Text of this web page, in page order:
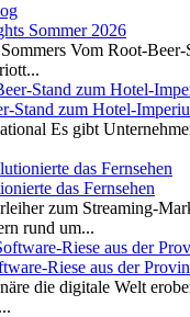
Sommer 2026
Vom Root-
Stand zum Hotel-
Es gibt
das Fernsehen
zum Streaming-
rund um...
Riese aus der
die digitale Welt